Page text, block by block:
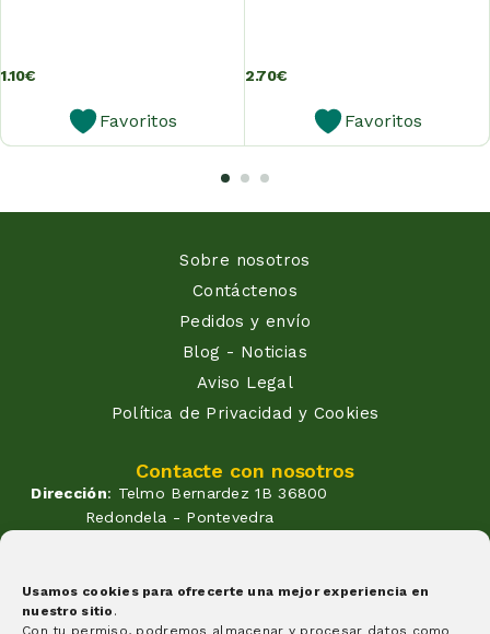
Usamos cookies para ofrecerte una mejor experiencia en
nuestro sitio .
Con tu permiso, podremos almacenar y procesar datos como
1.10€
Favoritos
2.70€
Favoritos
Sobre nosotros
Contáctenos
Pedidos y envío
Blog - Noticias
Aviso Legal
Política de Privacidad y Cookies
Contacte con nosotros
Dirección: Telmo Bernardez 1B 36800
Redondela - Pontevedra
(+34) 604 053 261
Horario